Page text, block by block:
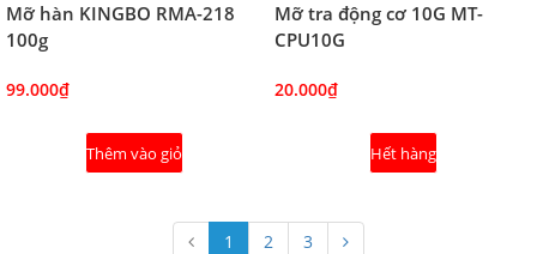
Mỡ hàn KINGBO RMA-218
100g
99.000₫
Thêm vào giỏ
Mỡ tra động cơ 10G MT-
CPU10G
20.000₫
Hết hàng
1 2 3